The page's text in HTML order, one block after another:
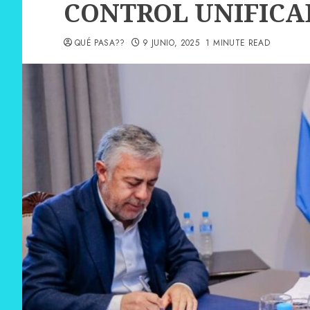
CONTROL
QUÉ PASA?? 9 JUNIO, 2025 1 MINUTE READ